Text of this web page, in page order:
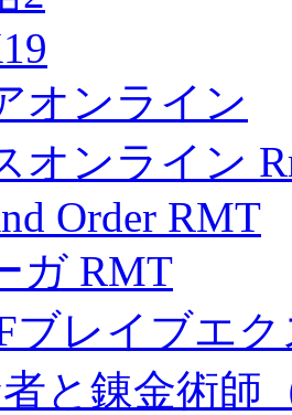
オンライン
オンライン
Order RMT
ガ RMT
ブレイブエ
と錬金術師